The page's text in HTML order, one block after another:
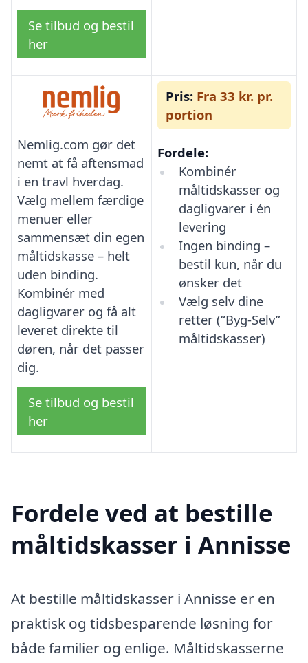
Se tilbud og bestil
her
Nemlig.com gør det
nemt at få aftensmad
i en travl hverdag.
Vælg mellem færdige
menuer eller
sammensæt din egen
måltidskasse – helt
uden binding.
Kombinér med
dagligvarer og få alt
leveret direkte til
døren, når det passer
dig.
Se tilbud og bestil
her
Pris: Fra 33 kr. pr.
portion
Fordele:
Kombinér
måltidskasser og
dagligvarer i én
levering
Ingen binding –
bestil kun, når du
ønsker det
Vælg selv dine
retter (“Byg-Selv”
måltidskasser)
Fordele ved at bestille
måltidskasser i Annisse
At bestille måltidskasser i Annisse er en
praktisk og tidsbesparende løsning for
både familier og enlige. Måltidskasserne